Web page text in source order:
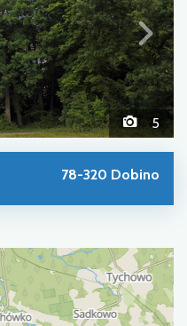
5
78-320 Dobino